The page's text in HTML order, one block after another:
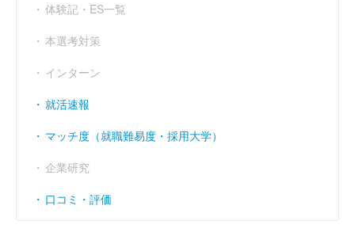
経常利益率 （％）
体験記・ES一覧
本選考対策
インターン
就活速報
マッチ度（就職難易度・採用大学）
企業研究
口コミ・評価